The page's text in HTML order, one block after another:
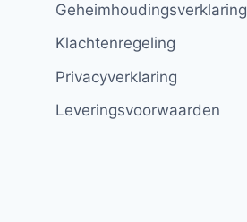
Geheimhoudingsverklaring
Klachtenregeling
Privacyverklaring
Leveringsvoorwaarden